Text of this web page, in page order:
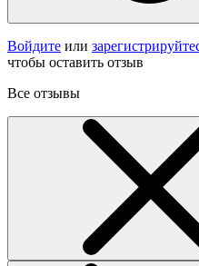
Войдите или
чтобы оставить отзыв
Все отзывы